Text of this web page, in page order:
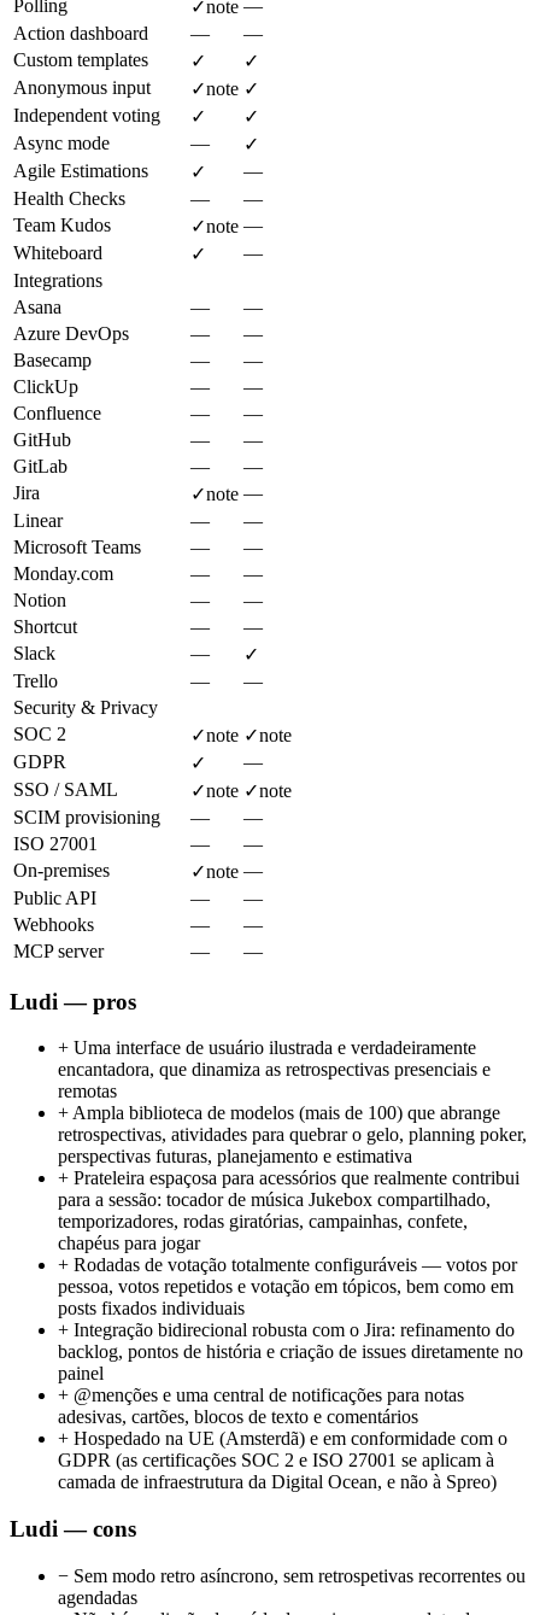
Polling ✓note —
Action dashboard
—
—
Custom templates
✓
✓
Anonymous input
✓note ✓
Independent voting
✓
✓
Async mode
—
✓
Agile Estimations
✓
—
Health Checks
—
—
Team Kudos
✓note —
Whiteboard
✓
—
Integrations
Asana
—
—
Azure DevOps
—
—
Basecamp
—
—
ClickUp
—
—
Confluence
—
—
GitHub
—
—
GitLab
—
—
Jira
✓note —
Linear
—
—
Microsoft Teams
—
—
Monday.com
—
—
Notion
—
—
Shortcut
—
—
Slack
—
✓
Trello
—
—
Security & Privacy
SOC 2
✓note ✓note
GDPR
✓
—
SSO / SAML
✓note ✓note
SCIM provisioning
—
—
ISO 27001
—
—
On-premises
✓note —
Public API
—
—
Webhooks
—
—
MCP server
— —
Ludi — pros
+ Uma interface de usuário ilustrada e verdadeiramente
encantadora, que dinamiza as retrospectivas presenciais e
remotas
+ Ampla biblioteca de modelos (mais de 100) que abrange
retrospectivas, atividades para quebrar o gelo, planning poker,
perspectivas futuras, planejamento e estimativa
+ Prateleira espaçosa para acessórios que realmente contribui
para a sessão: tocador de música Jukebox compartilhado,
temporizadores, rodas giratórias, campainhas, confete,
chapéus para jogar
+ Rodadas de votação totalmente configuráveis — votos por
pessoa, votos repetidos e votação em tópicos, bem como em
posts fixados individuais
+ Integração bidirecional robusta com o Jira: refinamento do
backlog, pontos de história e criação de issues diretamente no
painel
+ @menções e uma central de notificações para notas
adesivas, cartões, blocos de texto e comentários
+ Hospedado na UE (Amsterdã) e em conformidade com o
GDPR (as certificações SOC 2 e ISO 27001 se aplicam à
camada de infraestrutura da Digital Ocean, e não à Spreo)
Ludi — cons
− Sem modo retro asíncrono, sem retrospetivas recorrentes ou
agendadas